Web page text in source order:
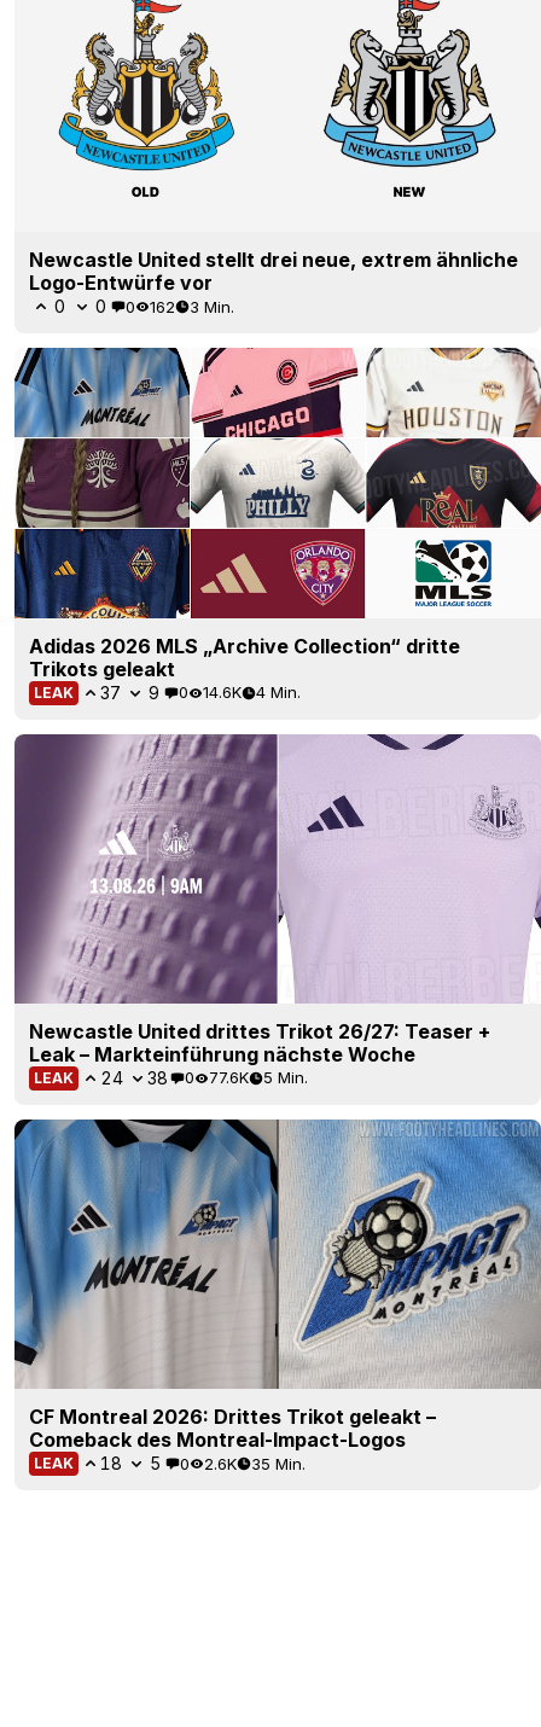
Newcastle United stellt drei neue, extrem ähnliche
Logo-Entwürfe vor
0 0 0 162 3 Min.
Adidas 2026 MLS „Archive Collection“ dritte
Trikots geleakt
LEAK 37 9 0 14.6K 4 Min.
Newcastle United drittes Trikot 26/27: Teaser +
Leak – Markteinführung nächste Woche
LEAK 24 38 0 77.6K 5 Min.
CF Montreal 2026: Drittes Trikot geleakt –
Comeback des Montreal-Impact-Logos
LEAK 18 5 0 2.6K 35 Min.